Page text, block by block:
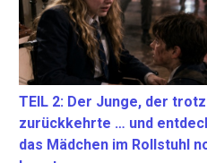
TEIL 2: Der Junge, der
zurückkehrte … und
das Mädchen im Rollstuhl